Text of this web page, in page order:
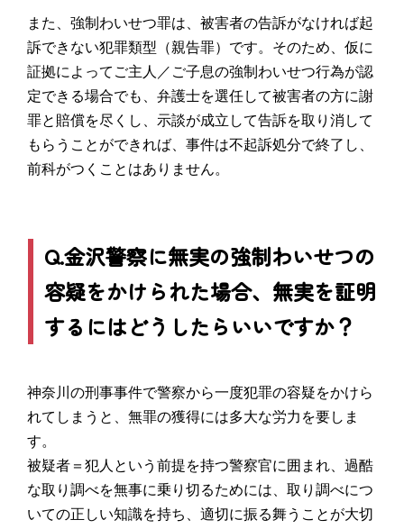
また、強制わいせつ罪は、被害者の告訴がなければ起
訴できない犯罪類型（親告罪）です。そのため、仮に
証拠によってご主人／ご子息の強制わいせつ行為が認
定できる場合でも、弁護士を選任して被害者の方に謝
罪と賠償を尽くし、示談が成立して告訴を取り消して
もらうことができれば、事件は不起訴処分で終了し、
前科がつくことはありません。
Q.金沢警察に無実の強制わいせつの
容疑をかけられた場合、無実を証明
するにはどうしたらいいですか？
神奈川の刑事事件で警察から一度犯罪の容疑をかけら
れてしまうと、無罪の獲得には多大な労力を要しま
す。
被疑者＝犯人という前提を持つ警察官に囲まれ、過酷
な取り調べを無事に乗り切るためには、取り調べにつ
いての正しい知識を持ち、適切に振る舞うことが大切